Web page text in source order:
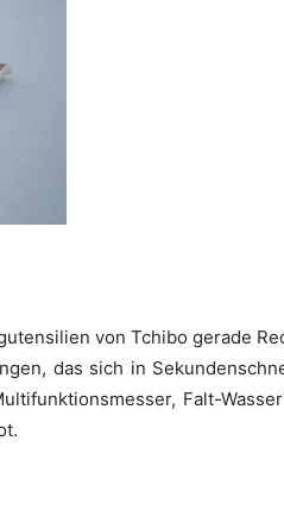
von Tchibo gerade
das sich in
Falt-